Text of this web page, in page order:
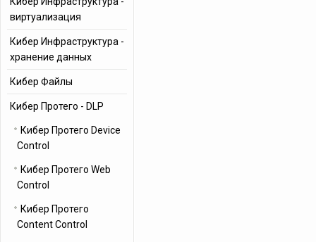
виртуализация
Кибер Инфраструктура -
хранение данных
Кибер Файлы
Кибер Протего - DLP
Кибер Протего Device
Control
Кибер Протего Web
Control
Кибер Протего
Content Control